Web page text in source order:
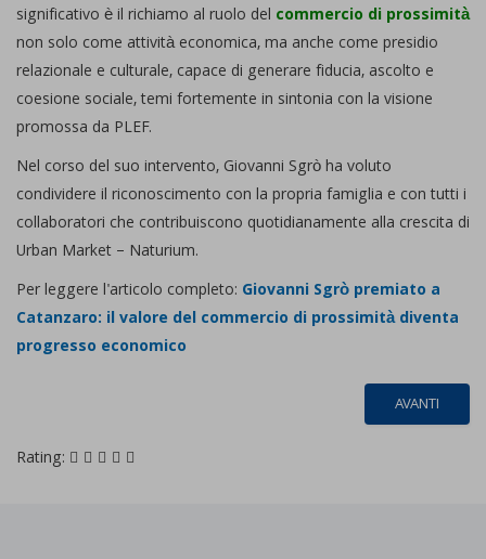
significativo è il richiamo al ruolo del commercio di prossimità
non solo come attività economica, ma anche come presidio
relazionale e culturale, capace di generare fiducia, ascolto e
coesione sociale, temi fortemente in sintonia con la visione
promossa da PLEF.
Nel corso del suo intervento, Giovanni Sgrò ha voluto
condividere il riconoscimento con la propria famiglia e con tutti i
collaboratori che contribuiscono quotidianamente alla crescita di
Urban Market – Naturium.
Per leggere l'articolo completo: Giovanni Sgrò premiato a
Catanzaro: il valore del commercio di prossimità diventa
progresso economico
AVANTI
Rating: